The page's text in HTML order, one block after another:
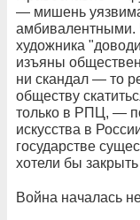
— мишень
амбивалентными.
художника
изъяны
ни скандал — то
обществу
только в РПЦ, —
искусства в
государстве
хотели бы
Война началась